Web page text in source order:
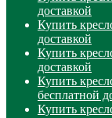
доставкой
Купить
доставкой
Купить
доставкой
Купить
бесплатной
Купить